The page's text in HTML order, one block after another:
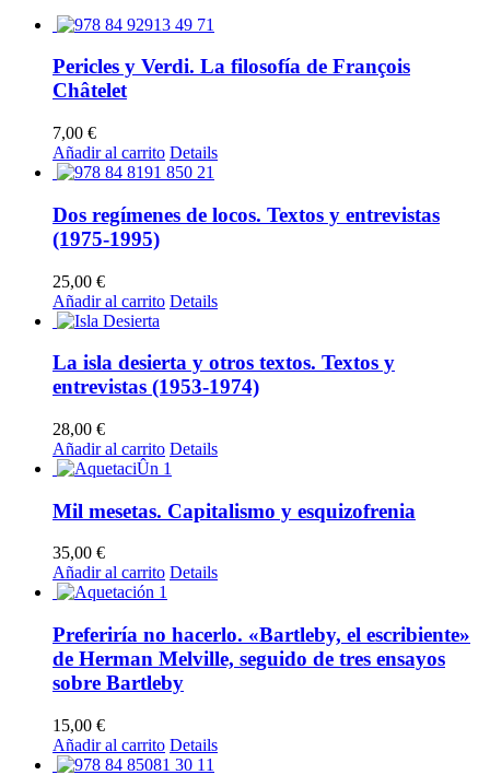
Pericles y Verdi. La filosofía de François
Châtelet
7,00 €
Añadir al carrito Details
Dos regímenes de locos. Textos y entrevistas
(1975-1995)
25,00 €
Añadir al carrito Details
La isla desierta y otros textos. Textos y
entrevistas (1953-1974)
28,00 €
Añadir al carrito Details
Mil mesetas. Capitalismo y esquizofrenia
35,00 €
Añadir al carrito Details
Preferiría no hacerlo. «Bartleby, el escribiente»
de Herman Melville, seguido de tres ensayos
sobre Bartleby
15,00 €
Añadir al carrito Details